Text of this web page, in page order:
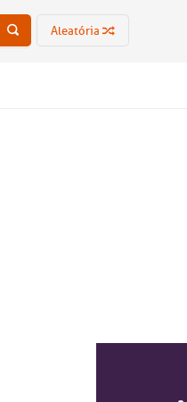
Aleatória